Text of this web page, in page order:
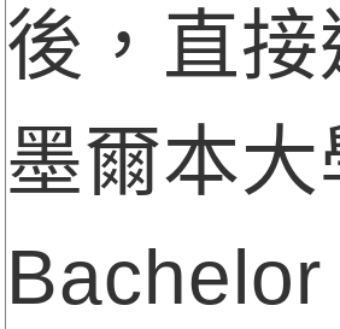
後，直接
墨爾本大